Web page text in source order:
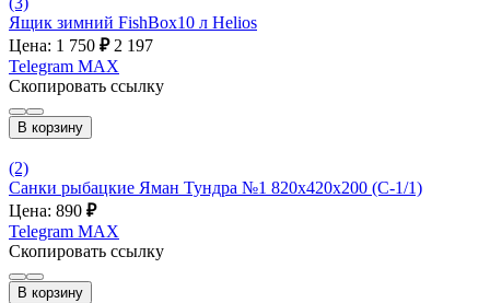
Ящик зимний FishBox10 л Helios
Цена: 1 750 ₽ 2 197
Telegram MAX
Скопировать ссылку
В корзину
(2)
Санки рыбацкие Яман Тундра №1 820x420x200 (С-1/1)
Цена: 890 ₽
Telegram MAX
Скопировать ссылку
В корзину